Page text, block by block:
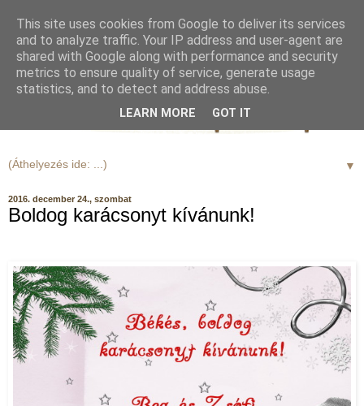
▼
2016. december 24., szombat
Boldog karácsonyt kívánunk!
This site uses cookies from Google to deliver its services
and to analyze traffic. Your IP address and user-agent are
shared with Google along with performance and security
metrics to ensure quality of service, generate usage
statistics, and to detect and address abuse.
LEARN MORE GOT IT